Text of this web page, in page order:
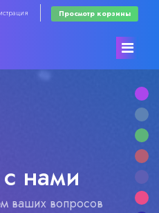
Просмотр корзины
нами
ваших вопросов